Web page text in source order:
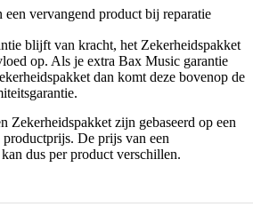
vervangend product bij reparatie
blijft van kracht, het Zekerheidspakket
op. Als je extra Bax Music garantie
dan komt deze bovenop de
Zekerheidspakket zijn gebaseerd op een
productprijs. De prijs van een
dus per product verschillen.